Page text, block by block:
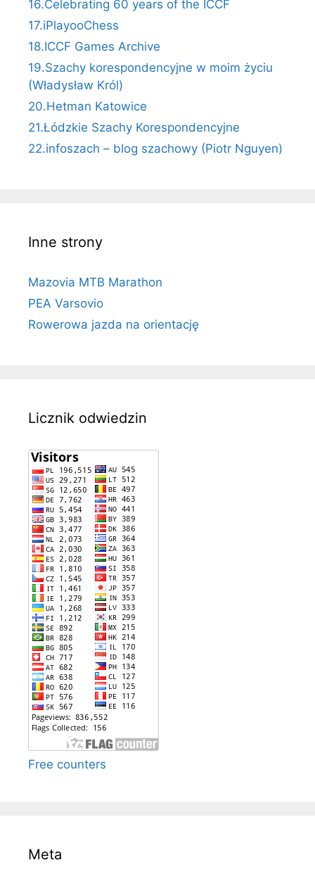
16.Celebrating 60 years of the ICCF
17.iPlayooChess
18.ICCF Games Archive
19.Szachy korespondencyjne w moim życiu
(Władysław Król)
20.Hetman Katowice
21.Łódzkie Szachy Korespondencyjne
22.infoszach – blog szachowy (Piotr Nguyen)
Inne strony
Mazovia MTB Marathon
PEA Varsovio
Rowerowa jazda na orientację
Licznik odwiedzin
Free counters
Meta